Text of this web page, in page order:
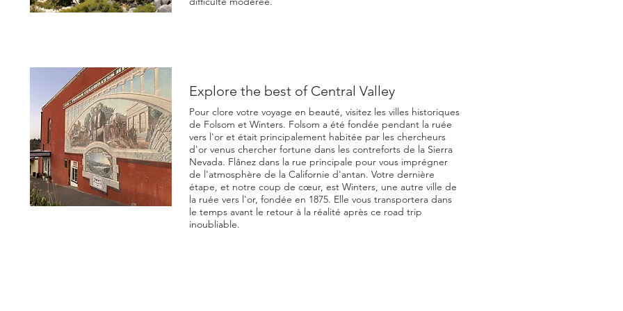
Explore the best of Central Valley
Pour clore votre voyage en beauté, visitez les villes historiques
de Folsom et Winters. Folsom a été fondée pendant la ruée
vers l'or et était principalement habitée par les chercheurs
d'or venus chercher fortune dans les contreforts de la Sierra
Nevada. Flânez dans la rue principale pour vous imprégner
de l'atmosphère de la Californie d'antan. Votre dernière
étape, et notre coup de cœur, est Winters, une autre ville de
la ruée vers l'or, fondée en 1875. Elle vous transportera dans
le temps avant le retour à la réalité après ce road trip
inoubliable.